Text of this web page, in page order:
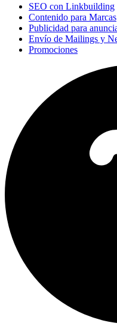
SEO con Linkbuilding
Contenido para Marcas
Publicidad para
Envío de Mailings y
Promociones